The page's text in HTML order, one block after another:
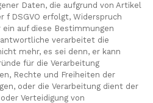
Daten, die aufgrund von Artikel
f DSGVO erfolgt, Widerspruch
auf diese Bestimmungen
verarbeitet die
mehr, es sei denn, er kann
für die Verarbeitung
Rechte und Freiheiten der
oder die Verarbeitung dient der
Verteidigung von